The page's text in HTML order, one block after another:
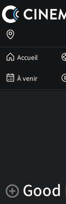
Accueil
À venir